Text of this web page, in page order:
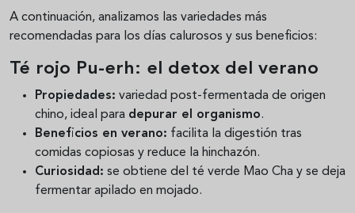
A continuación, analizamos las variedades más
recomendadas para los días calurosos y sus beneficios:
Té rojo Pu-erh: el detox del verano
Propiedades: variedad post-fermentada de origen
chino, ideal para depurar el organismo.
Beneficios en verano: facilita la digestión tras
comidas copiosas y reduce la hinchazón.
Curiosidad: se obtiene del té verde Mao Cha y se deja
fermentar apilado en mojado.